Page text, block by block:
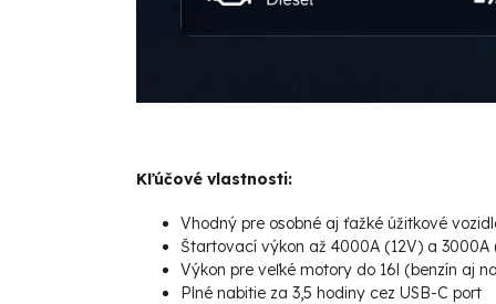
Kľúčové vlastnosti:
Vhodný pre osobné aj ťažké úžitkové
Štartovací výkon až 4000A (12V) a 3000A
Výkon pre veľké motory do 16l (benzín aj
Plné nabitie za 3,5 hodiny cez USB-C port